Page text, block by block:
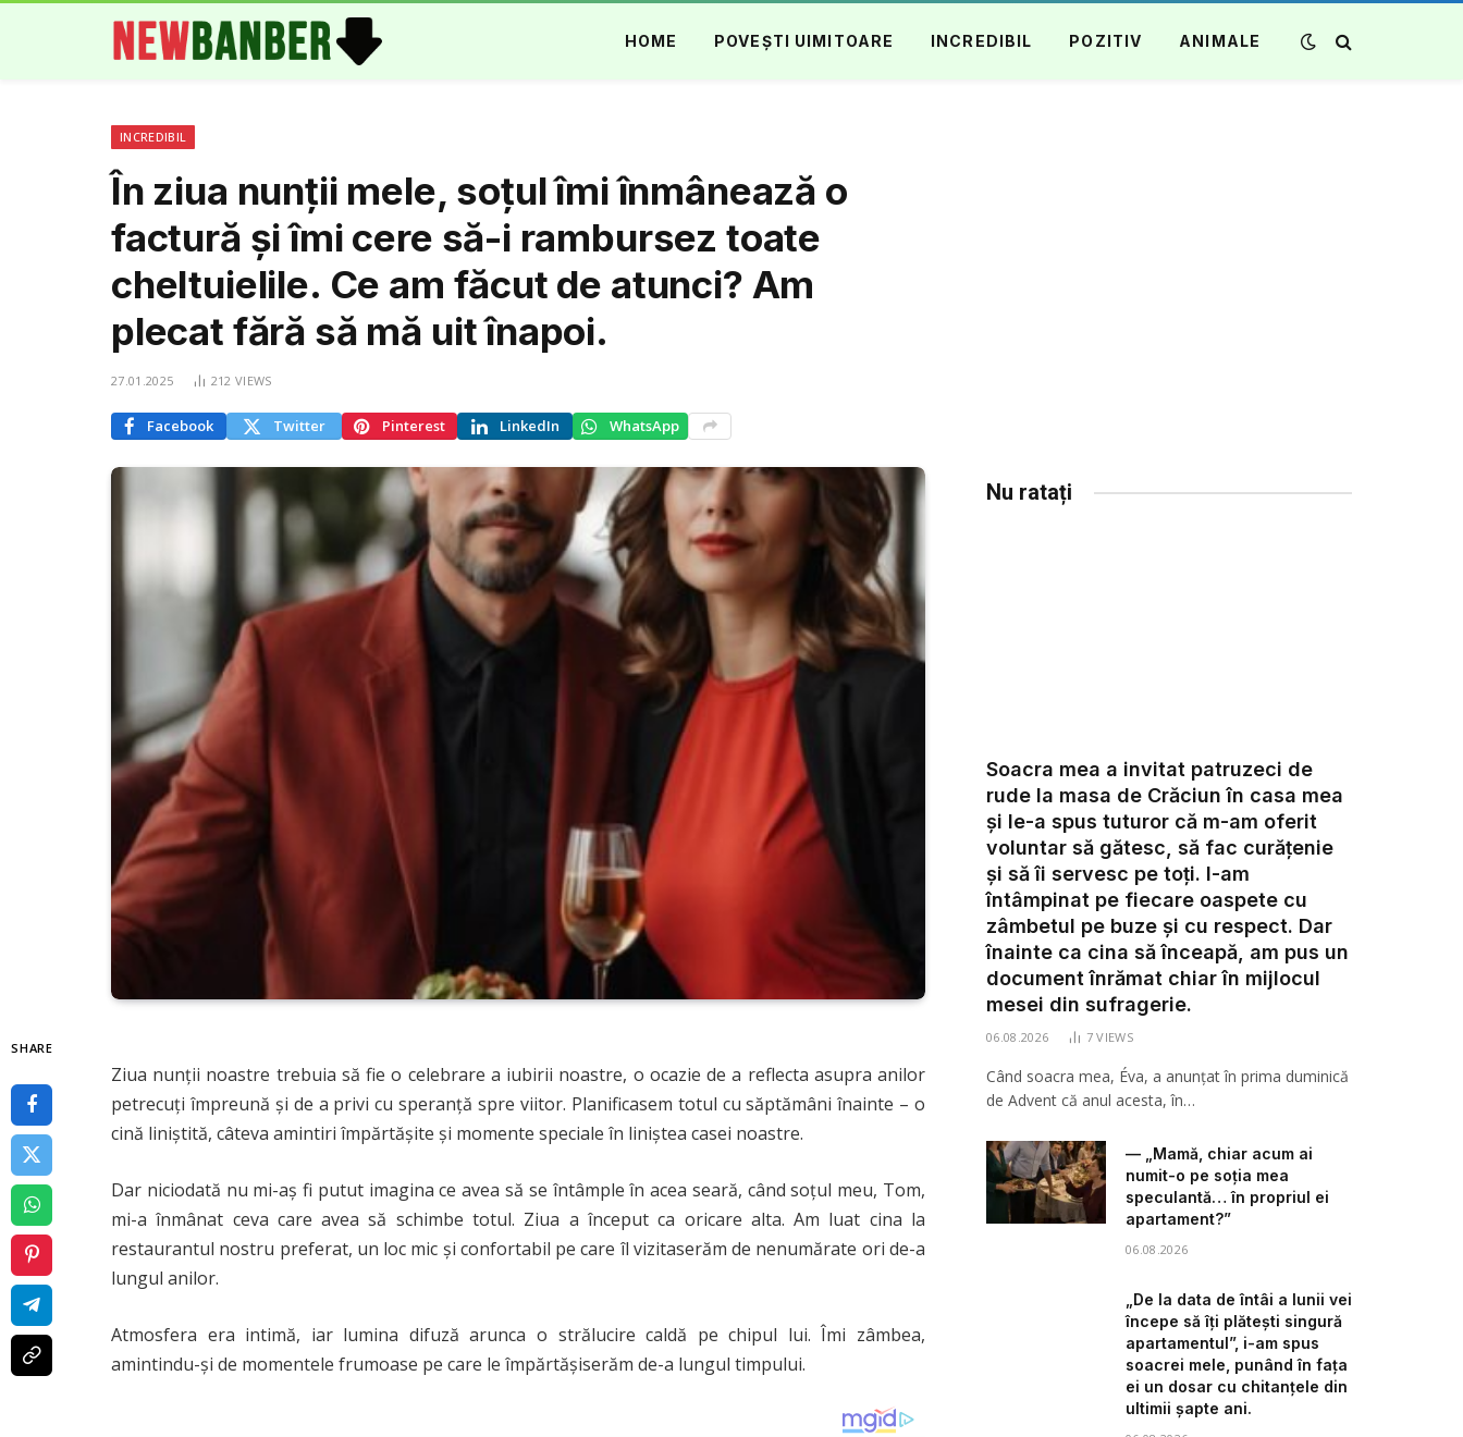
HOME POVEȘTI UIMITOARE INCREDIBIL POZITIV ANIMALE
INCREDIBIL
În ziua nunții mele, soțul îmi înmânează o
factură și îmi cere să-i rambursez toate
cheltuielile. Ce am făcut de atunci? Am
plecat fără să mă uit înapoi.
27.01.2025 212 VIEWS
Facebook Twitter Pinterest LinkedIn WhatsApp
SHARE
Ziua nunții noastre trebuia să fie o celebrare a iubirii noastre, o ocazie de a reflecta asupra anilor
petrecuți împreună și de a privi cu speranță spre viitor. Planificasem totul cu săptămâni înainte – o
cină liniștită, câteva amintiri împărtășite și momente speciale în liniștea casei noastre.
Dar niciodată nu mi-aș fi putut imagina ce avea să se întâmple în acea seară, când soțul meu, Tom,
mi-a înmânat ceva care avea să schimbe totul. Ziua a început ca oricare alta. Am luat cina la
restaurantul nostru preferat, un loc mic și confortabil pe care îl vizitaserăm de nenumărate ori de-a
lungul anilor.
Atmosfera era intimă, iar lumina difuză arunca o strălucire caldă pe chipul lui. Îmi zâmbea,
amintindu-și de momentele frumoase pe care le împărtășiserăm de-a lungul timpului.
Nu ratați
Soacra mea a invitat patruzeci de
rude la masa de Crăciun în casa mea
și le-a spus tuturor că m-am oferit
voluntar să gătesc, să fac curățenie
și să îi servesc pe toți. I-am
întâmpinat pe fiecare oaspete cu
zâmbetul pe buze și cu respect. Dar
înainte ca cina să înceapă, am pus un
document înrămat chiar în mijlocul
mesei din sufragerie.
06.08.2026 7VIEWS
Când soacra mea, Éva, a anunțat în prima duminică
de Advent că anul acesta, în…
— „Mamă, chiar acum ai
numit-o pe soția mea
speculantă… în propriul ei
apartament?”
06.08.2026
„De la data de întâi a lunii vei
începe să îți plătești singură
apartamentul”, i-am spus
soacrei mele, punând în fața
ei un dosar cu chitanțele din
ultimii șapte ani.